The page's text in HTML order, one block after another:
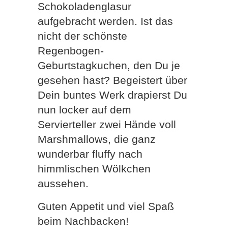
Schokoladenglasur
aufgebracht werden. Ist das
nicht der schönste
Regenbogen-
Geburtstagkuchen, den Du je
gesehen hast? Begeistert über
Dein buntes Werk drapierst Du
nun locker auf dem
Servierteller zwei Hände voll
Marshmallows, die ganz
wunderbar fluffy nach
himmlischen Wölkchen
aussehen.
Guten Appetit und viel Spaß
beim Nachbacken!